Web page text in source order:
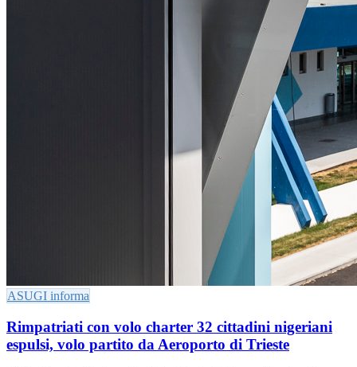
ASUGI informa
Rimpatriati con volo charter 32 cittadini nigeriani
espulsi, volo partito da Aeroporto di Trieste